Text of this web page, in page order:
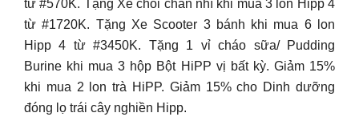
từ #570K. Tặng Xe chòi chân nhí khi mua 3 lon Hipp 4
từ #1720K. Tặng Xe Scooter 3 bánh khi mua 6 lon
Hipp 4 từ #3450K. Tặng 1 vỉ cháo sữa/ Pudding
Burine khi mua 3 hộp Bột HiPP vị bất kỳ. Giảm 15%
khi mua 2 lon trà HiPP. Giảm 15% cho Dinh dưỡng
đóng lọ trái cây nghiền Hipp.